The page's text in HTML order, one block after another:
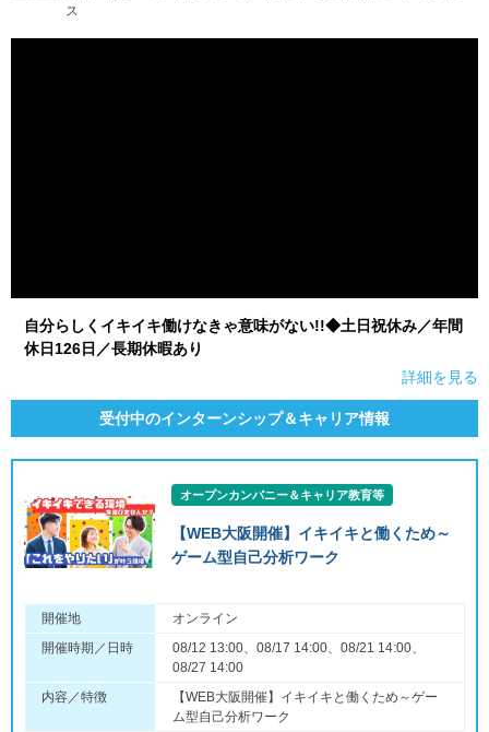
ス
自分らしくイキイキ働けなきゃ意味がない!!◆土日祝休み／年間
休日126日／長期休暇あり
詳細を見る
受付中のインターンシップ＆キャリア情報
オープンカンパニー＆キャリア教育等
【WEB大阪開催】イキイキと働くため～
ゲーム型自己分析ワーク
開催地
オンライン
開催時期／日時
08/12 13:00、08/17 14:00、08/21 14:00、
08/27 14:00
内容／特徴
【WEB大阪開催】イキイキと働くため～ゲー
ム型自己分析ワーク